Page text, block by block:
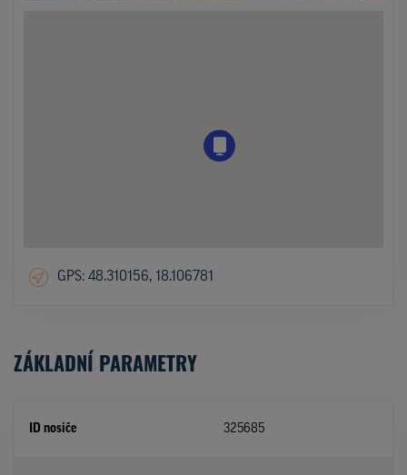
GPS: 48.310156, 18.106781
ZÁKLADNÍ PARAMETRY
ID nosiče 325685